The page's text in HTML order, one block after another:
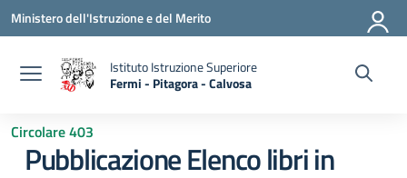
Vai ai contenuti
Vai al menu di navigazione
Vai al footer
Ministero dell'Istruzione e del Merito
Istituto Istruzione Superiore
Fermi - Pitagora - Calvosa
— Visita la pagina iniziale della scuola
Circolare 403
Pubblicazione Elenco libri in